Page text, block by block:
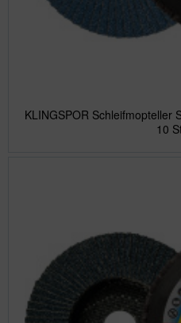
KLINGSPOR Schleifmopteller
10